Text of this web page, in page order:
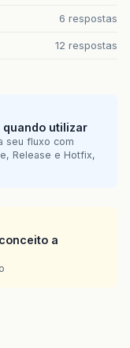
6 respostas
12 respostas
quando utilizar
seu fluxo com
Release e Hotfix,
a